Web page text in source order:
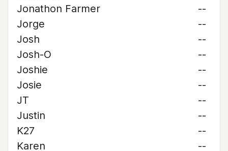
Jonathon Farmer
--
Jorge
--
Josh
--
Josh-O
--
Joshie
--
Josie
--
JT
--
Justin
--
K27
--
Karen
--